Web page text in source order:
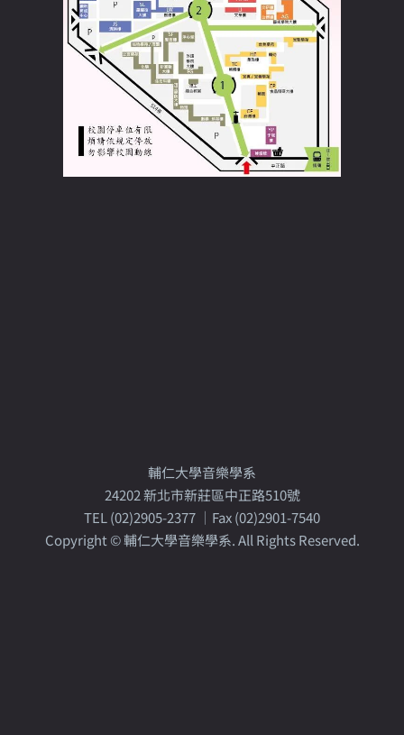
輔仁大學音樂學系
24202 新北市新莊區中正路510號
TEL (02)2905-2377 │Fax (02)2901-7540
Copyright © 輔仁大學音樂學系. All Rights Reserved.